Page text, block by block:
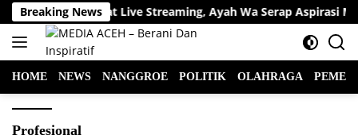
Langsung
ke
konten
Breaking NewsLewat Live Streaming, Ayah Wa Serap Aspirasi
HOME NEWS NANGGROE POLITIK OLAHRAGA
Profesional